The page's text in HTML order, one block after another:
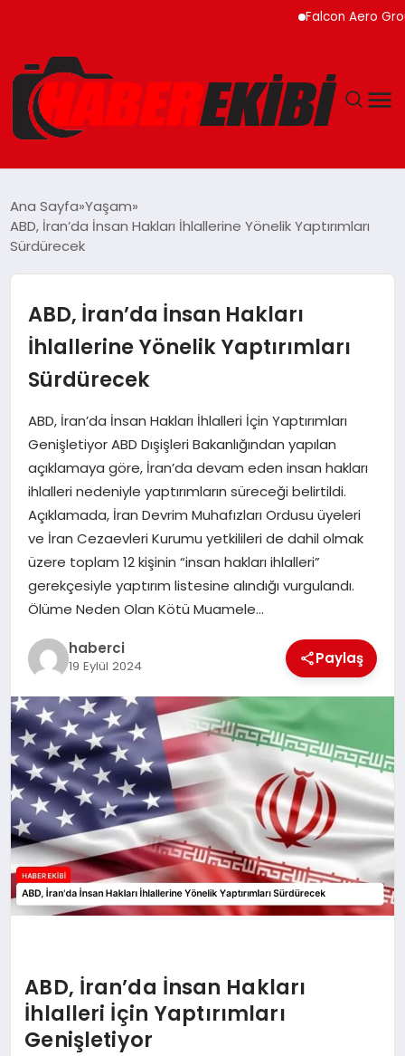
Falcon Aero Group,
GÜNCEL
EKONOMI
MAGAZIN
SAĞLIK
SPOR
TEKNOLOJI
YAŞAM
Ana Sayfa Yaşam
ABD, İran’da İnsan Hakları İhlallerine Yönelik Yaptırımları
Sürdürecek
ABD, İran’da İnsan Hakları
İhlallerine Yönelik Yaptırımları
Sürdürecek
ABD, İran’da İnsan Hakları İhlalleri İçin Yaptırımları
Genişletiyor ABD Dışişleri Bakanlığından yapılan
açıklamaya göre, İran’da devam eden insan hakları
ihlalleri nedeniyle yaptırımların süreceği belirtildi.
Açıklamada, İran Devrim Muhafızları Ordusu üyeleri
ve İran Cezaevleri Kurumu yetkilileri de dahil olmak
üzere toplam 12 kişinin “insan hakları ihlalleri”
gerekçesiyle yaptırım listesine alındığı vurgulandı.
Ölüme Neden Olan Kötü Muamele…
haberci
19 Eylül 2024 Paylaş
ABD, İran’da İnsan Hakları
İhlalleri İçin Yaptırımları
Genişletiyor